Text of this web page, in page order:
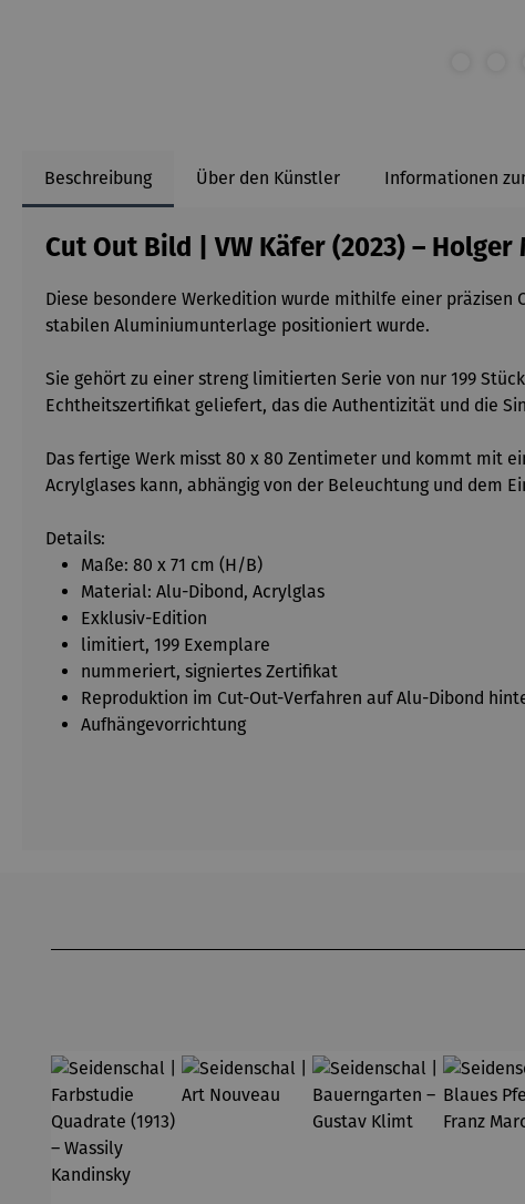
Beschreibung Über den Künstler Informationen
Cut Out Bild | VW Käfer (2023) –
Diese besondere Werkedition wurde mithilfe einer
stabilen Aluminiumunterlage positioniert wurde.
Sie gehört zu einer streng limitierten Serie von nur 199
Echtheitszertifikat geliefert, das die Authentizität und die
Das fertige Werk misst 80 x 80 Zentimeter und kommt mit
Acrylglases kann, abhängig von der Beleuchtung und dem
Details:
Maße: 80 x 71 cm (H/B)
Material: Alu-Dibond, Acrylglas
Exklusiv-Edition
limitiert, 199 Exemplare
nummeriert, signiertes Zertifikat
Reproduktion im Cut-Out-Verfahren auf Alu-Dibond
Aufhängevorrichtung